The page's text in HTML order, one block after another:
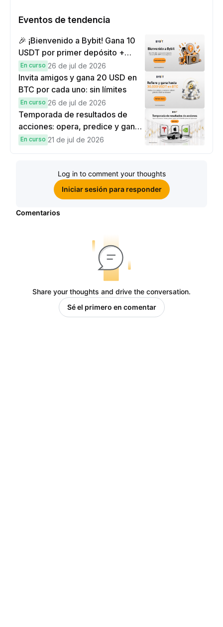
Eventos de tendencia
🎉 ¡Bienvenido a Bybit! Gana 10
USDT por primer depósito +
hasta 9,999 USDT en
recompensas
En curso 26 de jul de 2026
Invita amigos y gana 20 USD en
BTC por cada uno: sin límites
En curso 26 de jul de 2026
Temporada de resultados de
acciones: opera, predice y gana
una Cybertruck.
En curso 21 de jul de 2026
Log in to comment your thoughts
Iniciar sesión para responder
Comentarios
Share your thoughts and drive the conversation.
Sé el primero en comentar